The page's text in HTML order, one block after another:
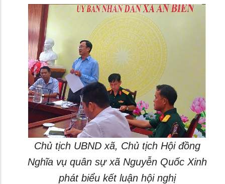
Chủ tịch UBND xã, Chủ tịch Hội đồng
Nghĩa vụ quân sự xã Nguyễn Quốc Xinh
phát biểu kết luận hội nghị